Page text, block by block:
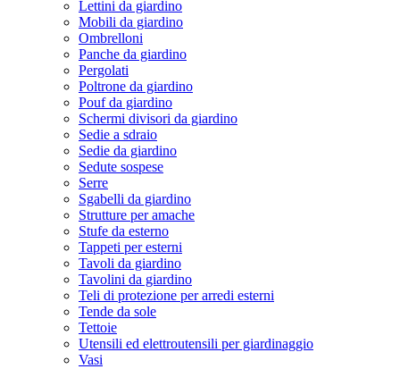
Lettini da giardino
Mobili da giardino
Ombrelloni
Panche da giardino
Pergolati
Poltrone da giardino
Pouf da giardino
Schermi divisori da giardino
Sedie a sdraio
Sedie da giardino
Sedute sospese
Serre
Sgabelli da giardino
Strutture per amache
Stufe da esterno
Tappeti per esterni
Tavoli da giardino
Tavolini da giardino
Teli di protezione per arredi esterni
Tende da sole
Tettoie
Utensili ed elettroutensili per giardinaggio
Vasi